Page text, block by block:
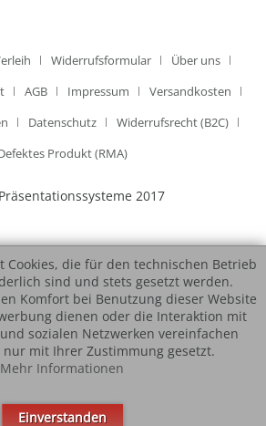
Widerrufsformular
Über uns
AGB Impressum
Versandkosten
Datenschutz
Widerrufsrecht (B2C)
Produkt (RMA)
2017
Cookies, die für den technischen Betrieb
sind und stets gesetzt werden.
Komfort bei Benutzung dieser Website
dienen oder die Interaktion mit
sozialen Netzwerken vereinfachen
mit Ihrer Zustimmung gesetzt.
Mehr Informationen
Einverstanden